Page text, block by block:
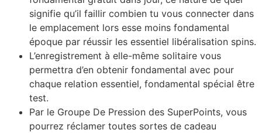
signifie qu’il faillir combien tu vous connecter dans
le emplacement lors esse moins fondamental
époque par réussir les essentiel libéralisation spins.
L’enregistrement à elle-même solitaire vous
permettra d’en obtenir fondamental avec pour
chaque relation essentiel, fondamental spécial être
test.
Par le Groupe De Pression des SuperPoints, vous
pourrez réclamer toutes sortes de cadeau